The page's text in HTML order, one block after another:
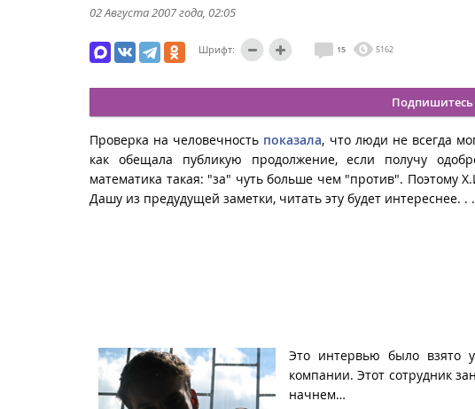
02 Августа 2007 года , 02:05
Шрифт: 15 5162
Подпишитесь
Проверка на человечность показала, что люди не всегда
как обещала публикую продолжение, если получу
математика такая: "за" чуть больше чем "против". Поэтому
Дашу из предудущей заметки, читать эту будет интереснее. . .
Это интервью было взято у
компании. Этот сотрудник
начнем…